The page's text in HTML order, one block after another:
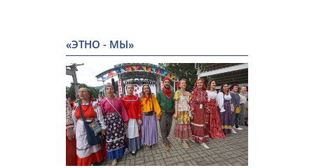
«ЭТНО - МЫ»